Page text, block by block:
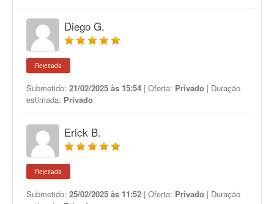
Diego G.
Rejeitada
Submetido: 21/02/2025 às 15:54 | Oferta: Privado | Duração
estimada: Privado
Erick B.
Rejeitada
Submetido: 25/02/2025 às 11:52 | Oferta: Privado | Duração